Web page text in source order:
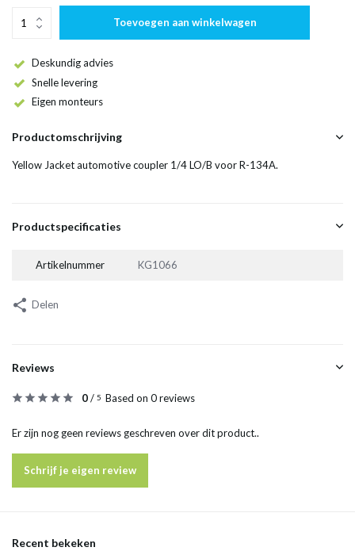
Toevoegen aan winkelwagen
Deskundig advies
Snelle levering
Eigen monteurs
Productomschrijving
Yellow Jacket automotive coupler 1/4 LO/B voor R-134A.
Productspecificaties
Artikelnummer KG1066
Delen
Reviews
0/ 5 Based on 0 reviews
Er zijn nog geen reviews geschreven over dit product..
Schrijf je eigen review
Recent bekeken